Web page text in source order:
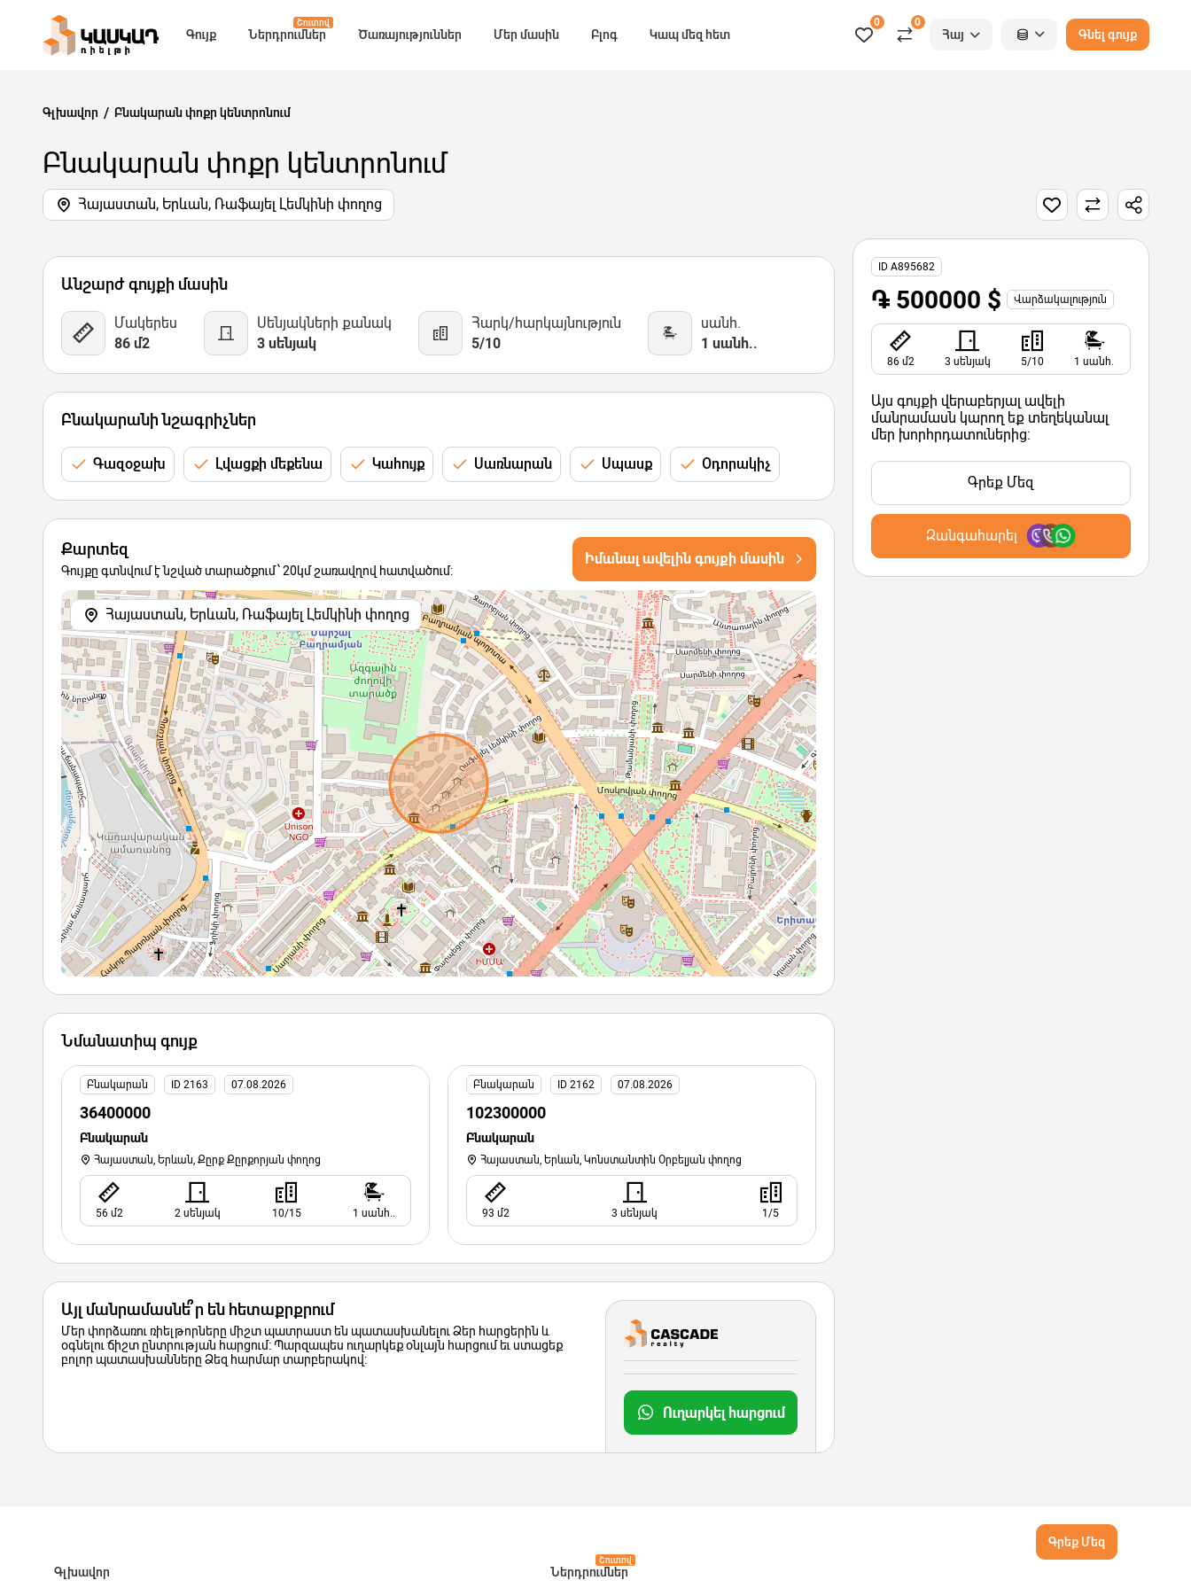
Գույք
Շուտով
Ներդրումներ Ծառայություններ Մեր մասին Բլոգ Կապ մեզ հետ
0 0
Հայ Գնել գույք
Գլխավոր Բնակարան փոքր կենտրոնում
Բնակարան փոքր կենտրոնում
Հայաստան, Երևան, Ռաֆայել Լեմկինի փողոց
1 Նկար Քարտեզ
Անշարժ գույքի մասին
Մակերես
86 մ2
Սենյակների քանակ
3 սենյակ
Հարկ/հարկայնություն
5/10
սանհ.
1 սանհ..
Բնակարանի նշագրիչներ
Գազօջախ Լվացքի մեքենա Կահույք Սառնարան Սպասք Օդորակիչ
Քարտեզ
Գույքը գտնվում է նշված տարածքում՝ 20կմ շառավղով հատվածում:
Իմանալ ավելին գույքի մասին
Հայաստան, Երևան, Ռաֆայել Լեմկինի փողոց
Նմանատիպ գույք
Բնակարան ID 2163 07.08.2026
36400000
Բնակարան
Հայաստան, Երևան, Քըրք Քըրքորյան փողոց
56 մ2 2 սենյակ 10/15 1 սանհ..
Բնակարան ID 2162 07.08.2026
102300000
Բնակարան
Հայաստան, Երևան, Կոնստանտին Օրբելյան փողոց
93 մ2 3 սենյակ 1/5
Այլ մանրամասնե՞ր են հետաքրքրում
Մեր փորձառու ռիելթորները միշտ պատրաստ են պատասխանելու Ձեր հարցերին և
օգնելու ճիշտ ընտրության հարցում: Պարզապես ուղարկեք օնլայն հարցում եւ ստացեք
բոլոր պատասխանները Ձեզ հարմար տարբերակով:
Ուղարկել հարցում
ID A895682
֏ 500000 $ Վարձակալություն
86 մ2 3 սենյակ 5/10 1 սանհ.
Այս գույքի վերաբերյալ ավելի
մանրամասն կարող եք տեղեկանալ
մեր խորհրդատուներից:
Գրեք Մեզ
Զանգահարել
Գլխավոր
Շուտով
Ներդրումներ
Գրեք Մեզ